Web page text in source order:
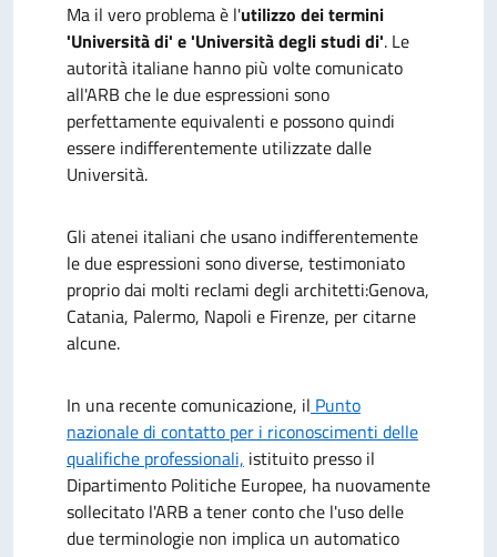
Ma il vero problema è l'utilizzo dei termini
'Università di' e 'Università degli studi di'. Le
autorità italiane hanno più volte comunicato
all'ARB che le due espressioni sono
perfettamente equivalenti e possono quindi
essere indifferentemente utilizzate dalle
Università.
Gli atenei italiani che usano indifferentemente
le due espressioni sono diverse, testimoniato
proprio dai molti reclami degli architetti:Genova,
Catania, Palermo, Napoli e Firenze, per citarne
alcune.
In una recente comunicazione, il Punto
nazionale di contatto per i riconoscimenti delle
qualifiche professionali, istituito presso il
Dipartimento Politiche Europee, ha nuovamente
sollecitato l'ARB a tener conto che l'uso delle
due terminologie non implica un automatico